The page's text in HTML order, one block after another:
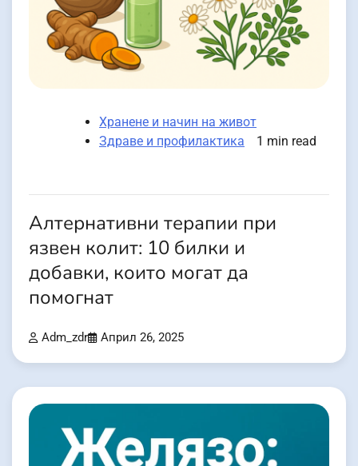
Хранене и начин на живот
Здраве и профилактика
1 min read
Алтернативни терапии при
язвен колит: 10 билки и
добавки, които могат да
помогнат
Adm_zdr Април 26, 2025